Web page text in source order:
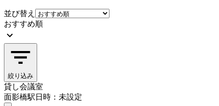
並び替え
おすすめ順
絞り込み
貸し会議室
面影橋駅日時：未設定